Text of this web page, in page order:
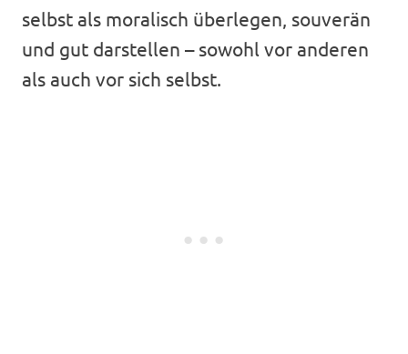
selbst als moralisch überlegen, souverän
und gut darstellen – sowohl vor anderen
als auch vor sich selbst.